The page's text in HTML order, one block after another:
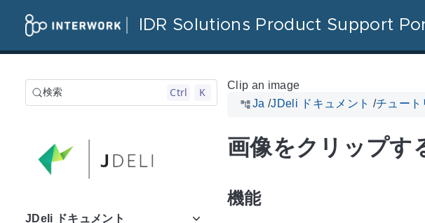
IDR Solutions Product Support
検索 Ctrl K
JDeli ドキュメント
Clip an image
Ja /JDeli ドキュメント /チュート
画像をクリップす
機能